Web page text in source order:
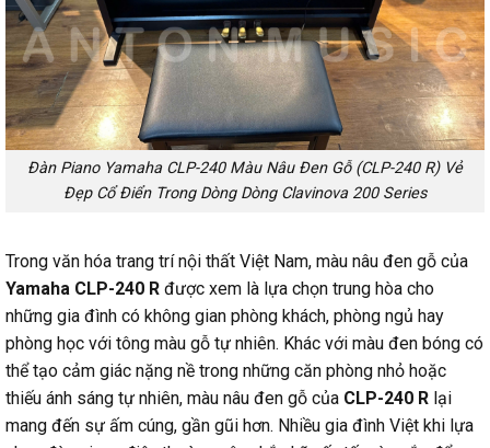
Đàn Piano Yamaha CLP-240 Màu Nâu Đen Gỗ (CLP-240 R) Vẻ
Đẹp Cổ Điển Trong Dòng Dòng Clavinova 200 Series
Trong văn hóa trang trí nội thất Việt Nam, màu nâu đen gỗ của
Yamaha CLP-240 R được xem là lựa chọn trung hòa cho
những gia đình có không gian phòng khách, phòng ngủ hay
phòng học với tông màu gỗ tự nhiên. Khác với màu đen bóng có
thể tạo cảm giác nặng nề trong những căn phòng nhỏ hoặc
thiếu ánh sáng tự nhiên, màu nâu đen gỗ của CLP-240 R lại
mang đến sự ấm cúng, gần gũi hơn. Nhiều gia đình Việt khi lựa